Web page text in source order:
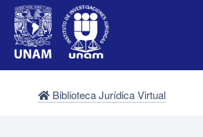
Biblioteca Jurídica Virtual